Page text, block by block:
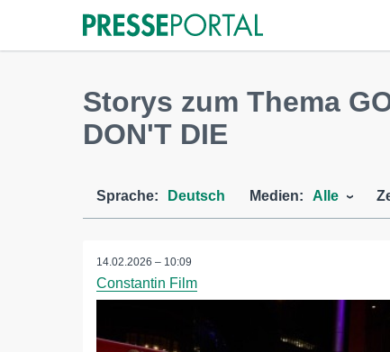
Storys zum Thema
DON'T DIE
Sprache: Deutsch Medien: Alle
14.02.2026 – 10:09
Constantin Film